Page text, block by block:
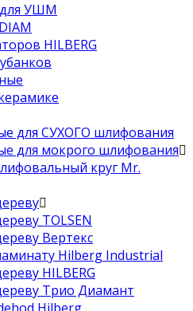
УШМ
HILBERG
для СУХОГО шлифования
для мокрого шлифования
круг Mr.
TOLSEN
Вертекс
Hilberg Industrial
HILBERG
Трио Диамант